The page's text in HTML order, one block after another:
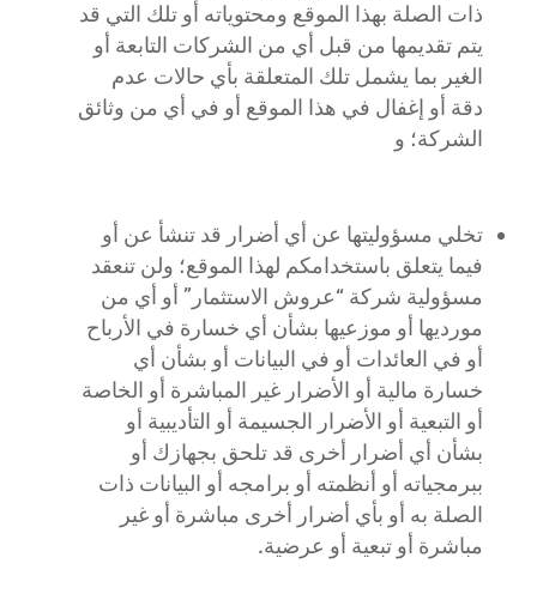
ذات الصلة بهذا الموقع ومحتوياته أو تلك التي قد
يتم تقديمها من قبل أي من الشركات التابعة أو
الغير بما يشمل تلك المتعلقة بأي حالات عدم
دقة أو إغفال في هذا الموقع أو في أي من وثائق
الشركة؛ و
تخلي مسؤوليتها عن أي أضرار قد تنشأ عن أو
فيما يتعلق باستخدامكم لهذا الموقع؛ ولن تنعقد
مسؤولية شركة “عروش الاستثمار” أو أي من
مورديها أو موزعيها بشأن أي خسارة في الأرباح
أو في العائدات أو في البيانات أو بشأن أي
خسارة مالية أو الأضرار غير المباشرة أو الخاصة
أو التبعية أو الأضرار الجسيمة أو التأديبية أو
بشأن أي أضرار أخرى قد تلحق بجهازك أو
ببرمجياته أو أنظمته أو برامجه أو البيانات ذات
الصلة به أو بأي أضرار أخرى مباشرة أو غير
مباشرة أو تبعية أو عرضية.